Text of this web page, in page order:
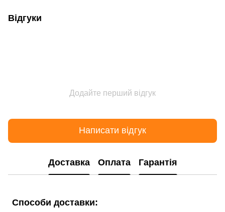
Відгуки
Додайте перший відгук
Написати відгук
Доставка Оплата Гарантія
Способи доставки: